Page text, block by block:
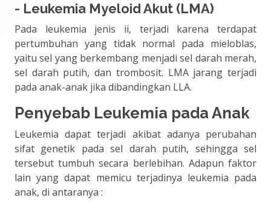
- Leukemia Myeloid Akut (LMA)
Pada leukemia jenis ii, terjadi karena terdapat
pertumbuhan yang tidak normal pada mieloblas,
yaitu sel yang berkembang menjadi sel darah merah,
sel darah putih, dan trombosit. LMA jarang terjadi
pada anak-anak jika dibandingkan LLA.
Penyebab Leukemia pada Anak
Leukemia dapat terjadi akibat adanya perubahan
sifat genetik pada sel darah putih, sehingga sel
tersebut tumbuh secara berlebihan. Adapun faktor
lain yang dapat memicu terjadinya leukemia pada
anak, di antaranya :